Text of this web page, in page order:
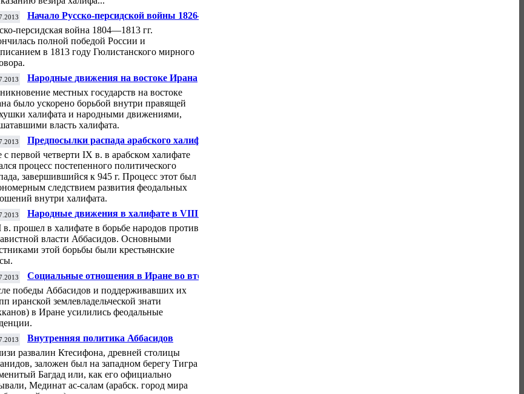
Начало Русско-персидской войны 1826—
1828 гг. Героическая оборона Шуши
персидская война 1804—1813 гг.
полной победой России и
в 1813 году Гюлистанского мирного
Народные движения на востоке Ирана
местных государств на востоке
было ускорено борьбой внутри правящей
халифата и народными движениями,
власть халифата.
Предпосылки распада арабского халифата
с первой четверти IX в. в арабском халифате
процесс постепенного политического
завершившийся к 945 г. Процесс этот был
следствием развития феодальных
внутри халифата.
Народные движения в халифате в VIII —
прошел в халифате в борьбе народов против
власти Аббасидов. Основными
этой борьбы были крестьянские
Социальные отношения в Иране во второй
половине VIII — IX вв.
победы Аббасидов и поддерживавших их
иранской землевладельческой знати
в Иране усилились феодальные
Внутренняя политика Аббасидов
развалин Ктесифона, древней столицы
заложен был на западном берегу Тигра
Багдад или, как его официально
Мединат ас-салам (арабск. город мира